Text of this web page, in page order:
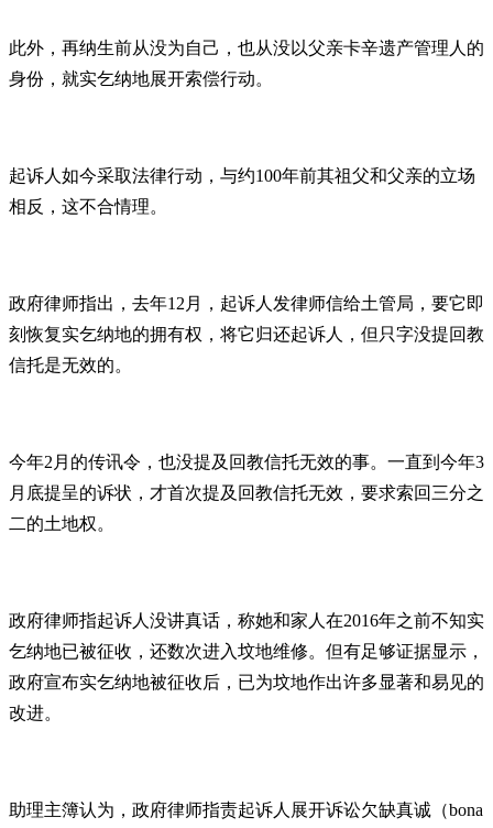
此外，再纳生前从没为自己，也从没以父亲卡辛遗产管理人的
身份，就实乞纳地展开索偿行动。
起诉人如今采取法律行动，与约100年前其祖父和父亲的立场
相反，这不合情理。
政府律师指出，去年12月，起诉人发律师信给土管局，要它即
刻恢复实乞纳地的拥有权，将它归还起诉人，但只字没提回教
信托是无效的。
今年2月的传讯令，也没提及回教信托无效的事。一直到今年3
月底提呈的诉状，才首次提及回教信托无效，要求索回三分之
二的土地权。
政府律师指起诉人没讲真话，称她和家人在2016年之前不知实
乞纳地已被征收，还数次进入坟地维修。但有足够证据显示，
政府宣布实乞纳地被征收后，已为坟地作出许多显著和易见的
改进。
助理主簿认为，政府律师指责起诉人展开诉讼欠缺真诚（bona